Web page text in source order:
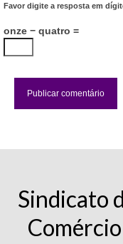
Favor digite a resposta em
onze − quatro =
Sindicato